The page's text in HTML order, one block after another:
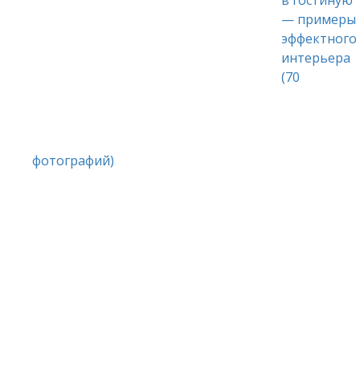
— примеры
эффектного
интерьера
(70
фотографий)